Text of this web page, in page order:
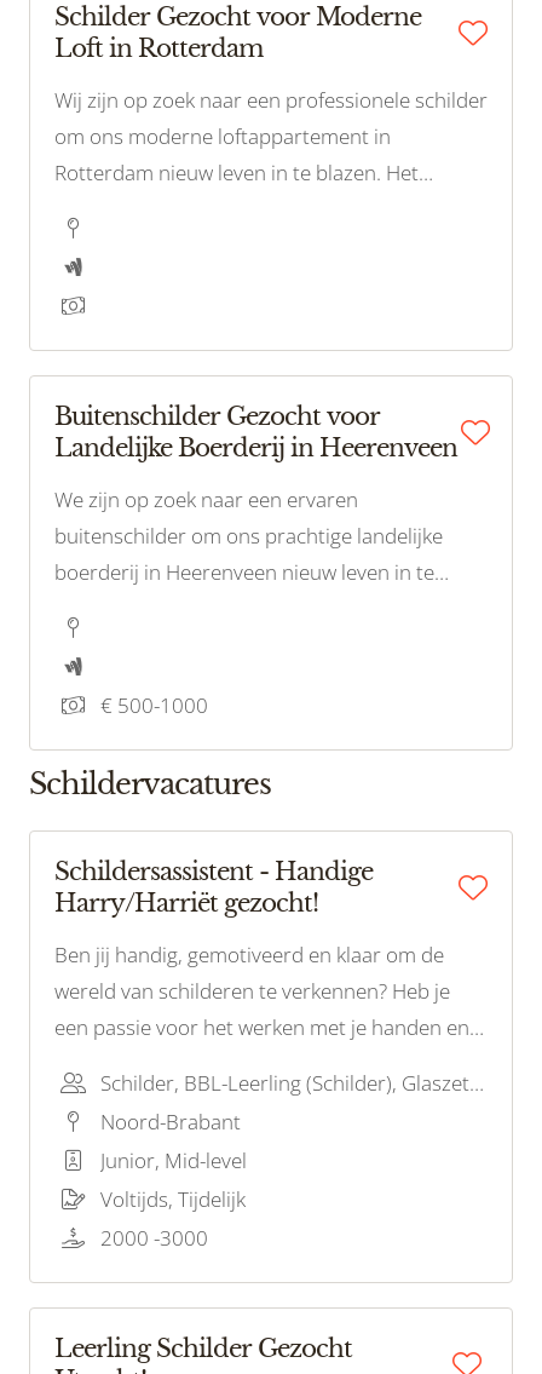
Schilder Gezocht voor Moderne
Loft in Rotterdam
Wij zijn op zoek naar een professionele schilder
om ons moderne loftappartement in
Rotterdam nieuw leven in te blazen. Het
en we willen ervoor zorgen dat de
schilderwerken perfect passen bij het moderne
design
Buitenschilder Gezocht voor
Landelijke Boerderij in Heerenveen
We zijn op zoek naar een ervaren
buitenschilder om ons prachtige landelijke
boerderij in Heerenveen nieuw leven in te
architecturale details, en we willen ervoor
zorgen dat het er weer op zijn best uitziet.
€ 500-1000
Schildervacatures
Schildersassistent - Handige
Harry/Harriët gezocht!
Ben jij handig, gemotiveerd en klaar om de
wereld van schilderen te verkennen? Heb je
een passie voor het werken met je handen en
leveren aan ons schilderteam? Dan zijn wij op
zoek naar jou!
Schilder, BBL-Leerling (Schilder), Glaszetter, Bouwvakhelper, BBL-Leerling (Glas)
Noord-Brabant
Junior, Mid-level
Voltijds, Tijdelijk
2000 -3000
Leerling Schilder Gezocht